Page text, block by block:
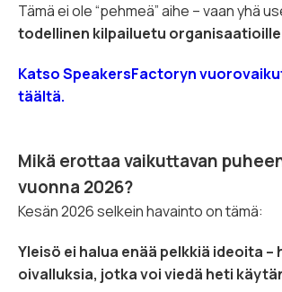
Tämä ei ole “pehmeä” aihe – vaan yhä
todellinen kilpailuetu organisaatioille
Katso SpeakersFactoryn
täältä.
Mikä erottaa vaikuttavan
vuonna 2026?
Kesän 2026 selkein havainto on tämä:
Yleisö ei halua enää pelkkiä ideoita –
oivalluksia, jotka voi viedä heti